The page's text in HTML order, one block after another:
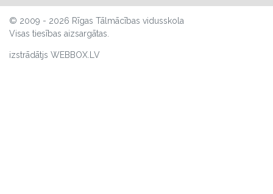
© 2009 - 2026 Rīgas Tālmācības vidusskola
Visas tiesības aizsargātas.
izstrādātjs WEBBOX.LV